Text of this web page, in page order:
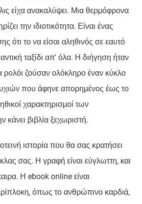
είχα ανακαλύψει. Μια θερμόφρονα
την ιδιοτικότητα. Είναι ένας
ότι το να είσαι αληθινός σε εαυτό
ταξίδι απ' όλα. Η διήγηση ήταν
ζούσαν ολόκληρο έναν κύκλο
που άφηνε απορημένος έως το
χαρακτηρισμοί των
βιβλία ξεχωριστή.
ιστορία που θα σας κρατήσει
σας. Η γραφή είναι εύγλωττη, και
Η ebook online είναι
όπως το ανθρώπινο καρδιά,